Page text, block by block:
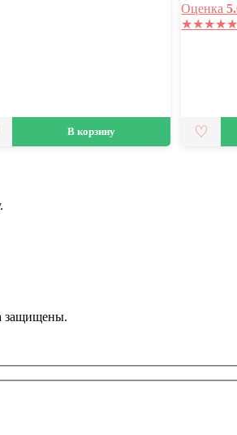
В корзину
Оценка
★★★★★
защищены.